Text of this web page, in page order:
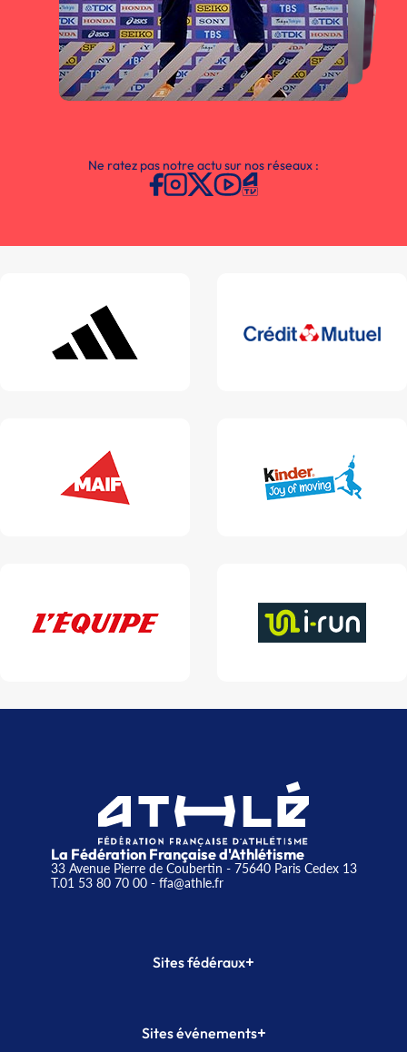
Ne ratez pas notre actu sur nos réseaux :
La Fédération Française d'Athlétisme
33 Avenue Pierre de Coubertin - 75640 Paris Cedex 13
T.01 53 80 70 00- ffa@athle.fr
Sites fédéraux+
Plateforme Formation
Sites événements+